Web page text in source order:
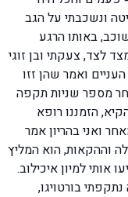
ונשכבתי על הגב
באותו הרגע
לצד, צעקתי ובן זוגי
ואמר שהן זזו
מספר שניות תקפה
הזמננו רופא
ואני בהריון אמר
וההקאות, הוא המליץ
אותי למיון איכילוב.
בורטויגו,